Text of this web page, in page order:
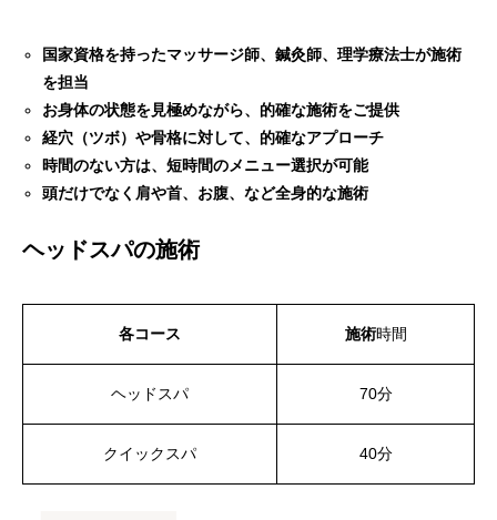
国家資格を持ったマッサージ師、鍼灸師、理学療法士が施術
を担当
お身体の状態を見極めながら、的確な施術をご提供
経穴（ツボ）や骨格に対して、的確なアプローチ
時間のない方は、短時間のメニュー選択が可能
頭だけでなく肩や首、お腹、など全身的な施術
ヘッドスパの施術
各コース 施術時間
ヘッドスパ 70分
クイックスパ 40分